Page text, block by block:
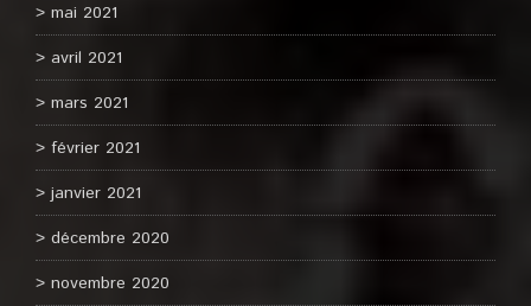
mai 2021
avril 2021
mars 2021
février 2021
janvier 2021
décembre 2020
novembre 2020